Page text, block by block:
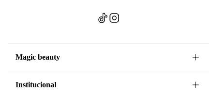
Magic beauty
Institucional